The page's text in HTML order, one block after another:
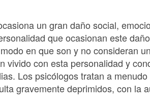
un gran daño social,
que ocasionan este
en que son y no consideran
vivido con esta personalidad y
Los psicólogos tratan a
gravemente deprimidos, con la